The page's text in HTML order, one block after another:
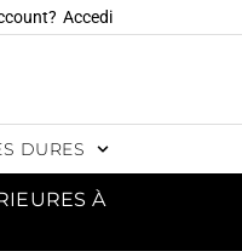
Accedi
DURES
À